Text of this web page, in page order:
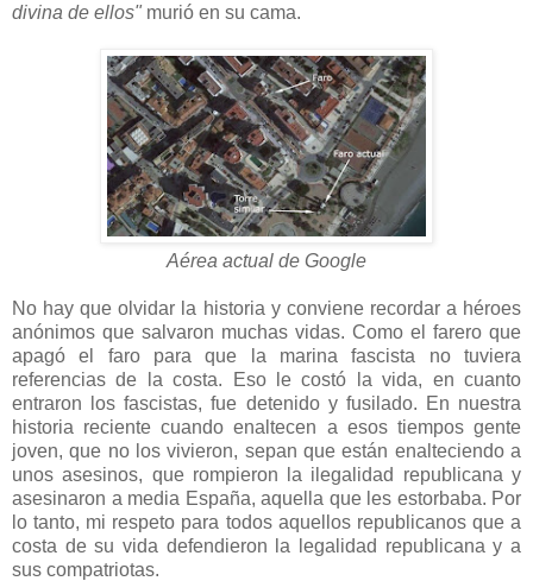
divina de ellos" murió en su cama.
Aérea actual de Google
No hay que olvidar la historia y conviene recordar a héroes
anónimos que salvaron muchas vidas. Como el farero que
apagó el faro para que la marina fascista no tuviera
referencias de la costa. Eso le costó la vida, en cuanto
entraron los fascistas, fue detenido y fusilado. En nuestra
historia reciente cuando enaltecen a esos tiempos gente
joven, que no los vivieron, sepan que están enalteciendo a
unos asesinos, que rompieron la ilegalidad republicana y
asesinaron a media España, aquella que les estorbaba. Por
lo tanto, mi respeto para todos aquellos republicanos que a
costa de su vida defendieron la legalidad republicana y a
sus compatriotas.